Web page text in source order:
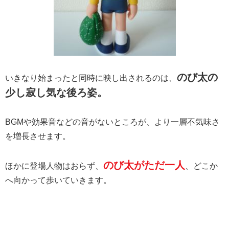
いきなり始まったと同時に映し出されるのは、 のび太の
少し寂し気な後ろ姿。
BGMや効果音などの音がないところが、より一層不気味さ
を増長させます。
ほかに登場人物はおらず、 のび太がただ一人
、どこか
へ向かって歩いていきます。